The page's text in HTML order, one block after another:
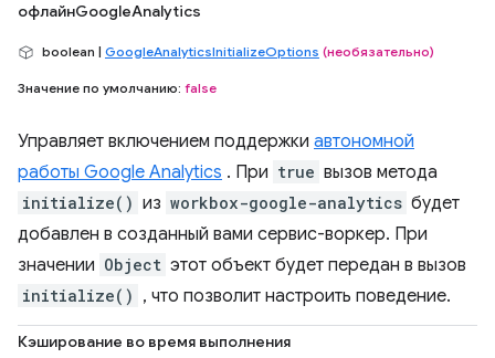
офлайнGoogleAnalytics
boolean | GoogleAnalyticsInitializeOptions (необязательно)
Значение по умолчанию: false
Управляет включением поддержки автономной
работы Google Analytics . При true вызов метода
initialize() из workbox-google-analytics будет
добавлен в созданный вами сервис-воркер. При
значении Object этот объект будет передан в вызов
initialize() , что позволит настроить поведение.
Кэширование во время выполнения